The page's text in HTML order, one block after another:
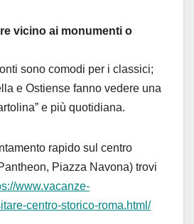
vicino ai monumenti o
sono comodi per i classici;
e Ostiense fanno vedere una
e più quotidiana.
rapido sul centro
Piazza Navona) trovi
www.vacanze-
centro-storico-roma.html/